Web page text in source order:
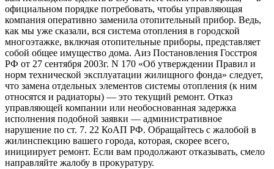
официальном порядке потребовать, чтобы управляющая
компания оперативно заменила отопительный прибор. Ведь,
как мы уже сказали, вся система отопления в городской
многоэтажке, включая отопительные приборы, представляет
собой общее имущество дома. Аиз Постановления Госстроя
РФ от 27 сентября 2003г. N 170 «Об утверждении Правил и
норм технической эксплуатации жилищного фонда» следует,
что замена отдельных элементов системы отопления (к ним
относятся и радиаторы) — это текущий ремонт. Отказ
управляющей компании или необоснованная задержка
исполнения подобной заявки — административное
нарушение по ст. 7. 22 КоАП РФ. Обращайтесь с жалобой в
жилинспекцию вашего города, которая, скорее всего,
инициирует ремонт. Если вам продолжают отказывать, смело
направляйте жалобу в прокуратуру.